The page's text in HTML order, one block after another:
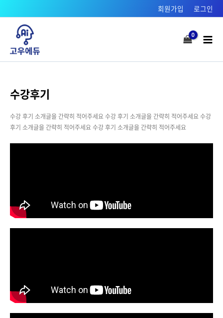
건너뛰기
회원가입 로그인
수강후기
수강 후기 소개글을 간략히 적어주세요 수강 후기 소개글을 간략히 적어주세요 수강
후기 소개글을 간략히 적어주세요 수강 후기 소개글을 간략히 적어주세요